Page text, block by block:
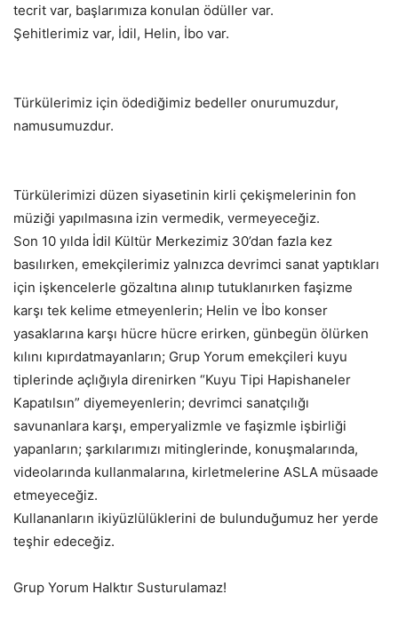
tecrit var, başlarımıza konulan ödüller var.
Şehitlerimiz var, İdil, Helin, İbo var.
Türkülerimiz için ödediğimiz bedeller onurumuzdur,
namusumuzdur.
Türkülerimizi düzen siyasetinin kirli çekişmelerinin fon
müziği yapılmasına izin vermedik, vermeyeceğiz.
Son 10 yılda İdil Kültür Merkezimiz 30’dan fazla kez
basılırken, emekçilerimiz yalnızca devrimci sanat yaptıkları
için işkencelerle gözaltına alınıp tutuklanırken faşizme
karşı tek kelime etmeyenlerin; Helin ve İbo konser
yasaklarına karşı hücre hücre erirken, günbegün ölürken
kılını kıpırdatmayanların; Grup Yorum emekçileri kuyu
tiplerinde açlığıyla direnirken “Kuyu Tipi Hapishaneler
Kapatılsın” diyemeyenlerin; devrimci sanatçılığı
savunanlara karşı, emperyalizmle ve faşizmle işbirliği
yapanların; şarkılarımızı mitinglerinde, konuşmalarında,
videolarında kullanmalarına, kirletmelerine ASLA müsaade
etmeyeceğiz.
Kullananların ikiyüzlülüklerini de bulunduğumuz her yerde
teşhir edeceğiz.
Grup Yorum Halktır Susturulamaz!